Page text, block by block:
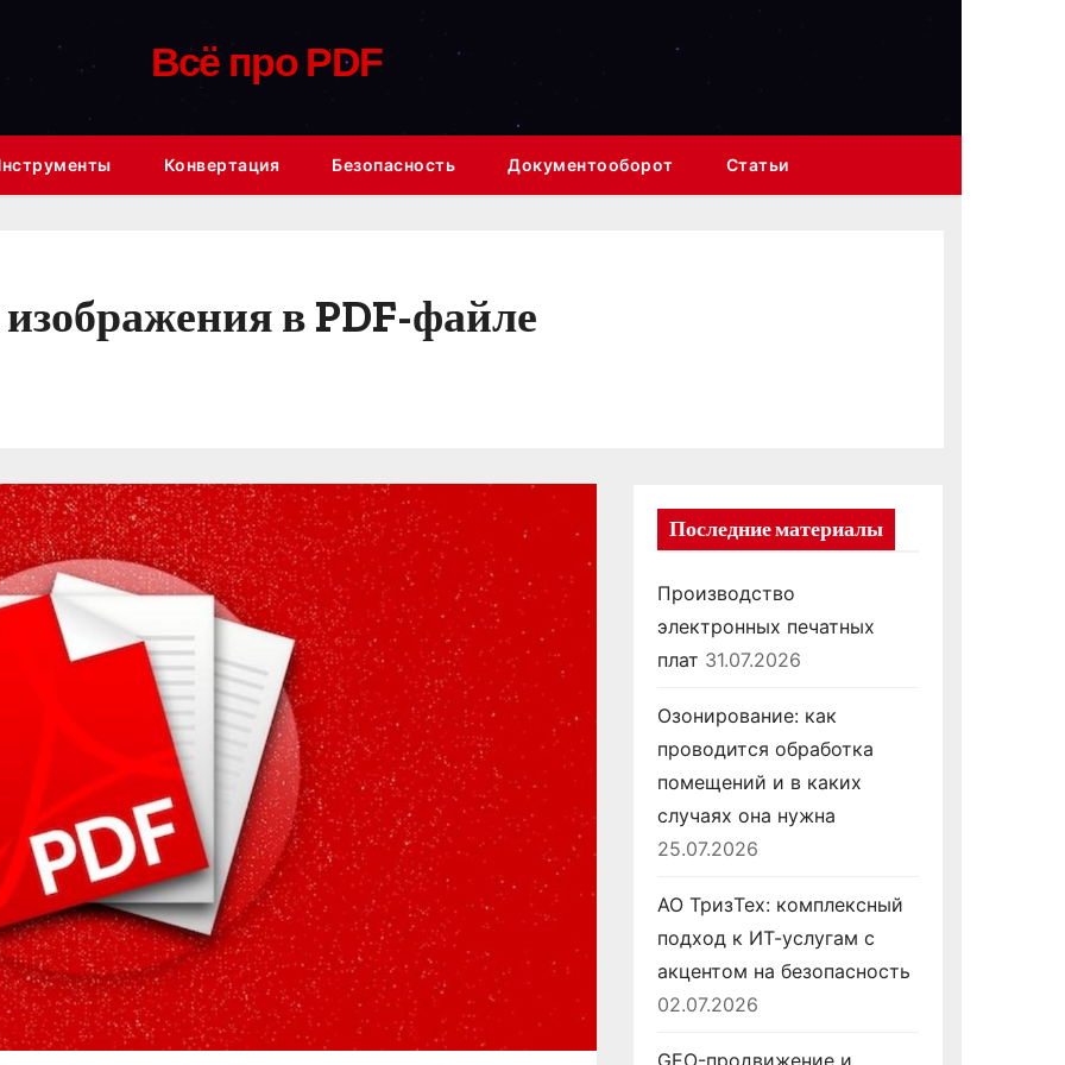
Всё про PDF
Конвертация Безопасность Документооборот Статьи
в PDF-файле
Последние материалы
Производство
электронных печатных
плат 31.07.2026
Озонирование: как
проводится обработка
помещений и в каких
случаях она нужна
25.07.2026
АО ТризТех: комплексный
подход к ИТ-услугам с
акцентом на безопасность
02.07.2026
GEO-продвижение и